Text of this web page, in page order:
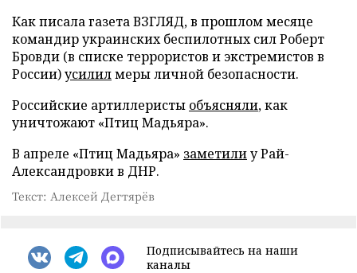
Как писала газета ВЗГЛЯД, в прошлом месяце
командир украинских беспилотных сил Роберт
Бровди (в списке террористов и экстремистов в
России)усилилмеры личной безопасности.
Российские артиллеристы объясняли, как
уничтожают «Птиц Мадьяра».
В апреле «Птиц Мадьяра» заметилиу Рай-
Александровки в ДНР.
Текст: Алексей Дегтярёв
Подписывайтесь на наши
каналы